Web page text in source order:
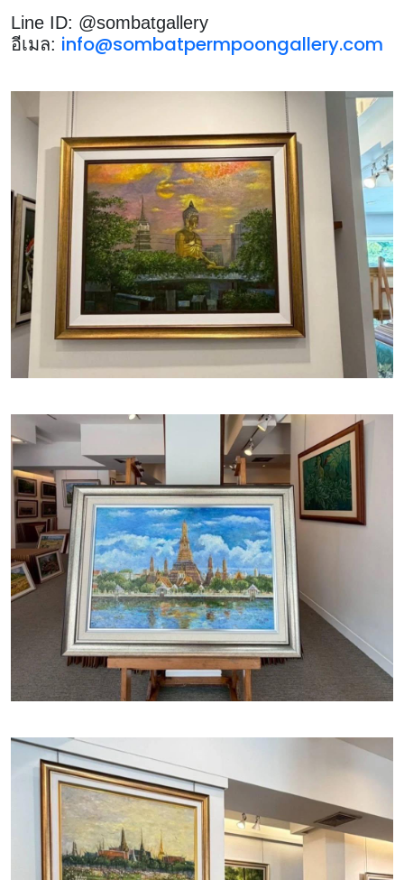
Line ID: @sombatgallery
อีเมล: info@sombatpermpoongallery.com